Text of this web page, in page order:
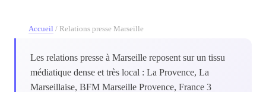
Accueil / Relations presse Marseille
Les relations presse à Marseille reposent sur un tissu
médiatique dense et très local : La Provence, La
Marseillaise, BFM Marseille Provence, France 3